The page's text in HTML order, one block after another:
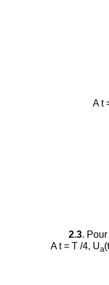
A t
2.3.
A t = T /4, Ua